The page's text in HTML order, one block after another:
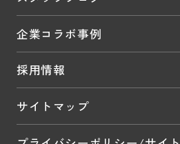
企業コラボ事例
採用情報
サイトマップ